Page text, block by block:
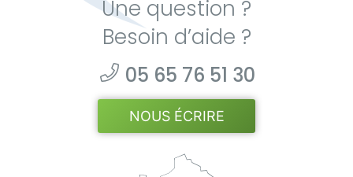
Une question ?
Besoin d’aide ?
05 65 76 51 30
NOUS ÉCRIRE